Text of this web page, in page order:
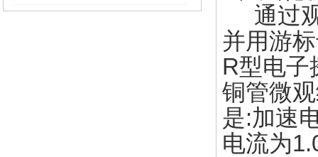
通过观
并用游
R型电子
铜管微
是:加速
电流为